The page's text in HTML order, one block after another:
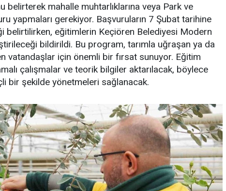
mahalle muhtarlıklarına veya Park ve
yapmaları gerekiyor. Başvuruların 7 Şubat tarihine
belirtilirken, eğitimlerin Keçiören Belediyesi Modern
bildirildi. Bu program, tarımla uğraşan ya da
vatandaşlar için önemli bir fırsat sunuyor. Eğitim
çalışmalar ve teorik bilgiler aktarılacak, böylece
bir şekilde yönetmeleri sağlanacak.